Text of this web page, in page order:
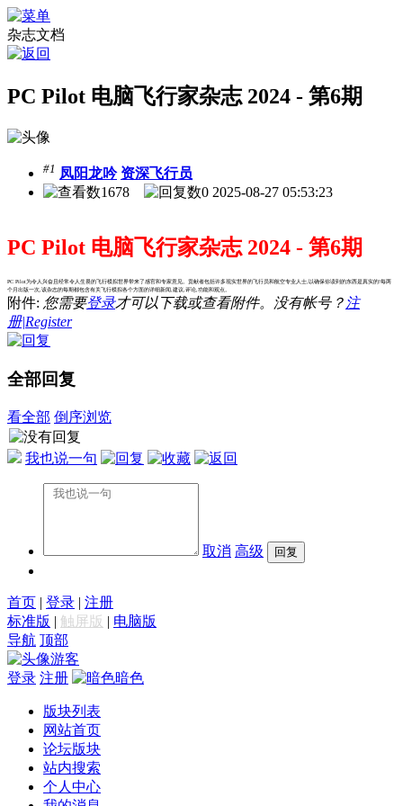
杂志文档
PC Pilot 电脑飞行家杂志 2024 - 第6期
#1 凤阳龙吟 资深飞行员
1678
0 2025-08-27 05:53:23
PC Pilot 电脑飞行家杂志 2024 - 第6期
PC Pilot为令人兴奋且经常令人生畏的飞行模拟世界带来了感官和专家意见。贡献者包括许多现实世界的飞行员和航空专业人士,以确保你读到的东西是真实的!每两
个月出版一次,该杂志的每期都包含有关飞行模拟各个方面的详细新闻,建议,评论,功能和观点。
附件: 您需要登录才可以下载或查看附件。没有帐号？ 注
册|Register
全部回复
看全部 倒序浏览
我也说一句
取消 高级
首页 | 登录 | 注册
标准版 | 触屏版 | 电脑版
导航 顶部
游客
登录 注册 暗色
版块列表
网站首页
论坛版块
站内搜索
个人中心